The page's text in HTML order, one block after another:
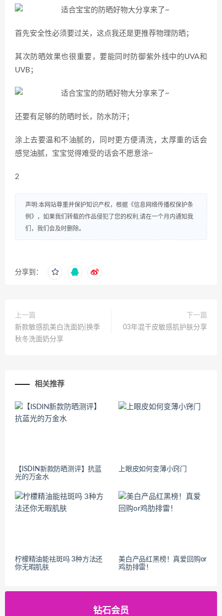
首先安全性必须要过关，这点我还是更推荐物理防晒；
其次防晒效果也很重要，要能同时防御紫外线中的UVA和
UVB；
还要有足够的防晒时长，防水防汗；
涂上去要温和不油腻的，同时更方便清洗，太厚重的话会
感觉油腻，宝宝觉得难受的话会不愿意涂~
2
声明:本网站尊重并保护知识产权，根据《信息网络传播权保护条
例》，如果我们转载的作品侵犯了您的权利,请在一个月内通知我
们，我们会及时删除。
分享到：
上一篇
新款敏感肌美白洗面奶|换季
秋冬洗面奶分享
下一篇
03年混干皮敏感肌护肤分享
相关推荐
【ISDIN新款防晒测评】抗蓝
光的万金水
上眼皮如何变薄小窍门
柠檬精油能祛斑吗 3种方法还
你无暇肌肤
美白产品红黑榜！真爱回购or
鸡肋排雷！
钻石会员